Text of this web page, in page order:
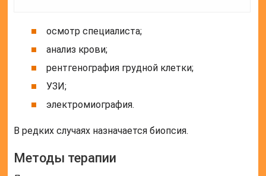
осмотр специалиста;
анализ крови;
рентгенография грудной клетки;
УЗИ;
электромиография.
В редких случаях назначается биопсия.
Методы терапии